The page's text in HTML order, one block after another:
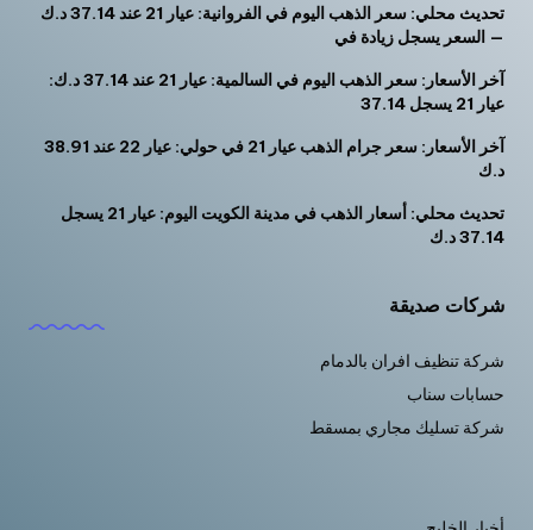
تحديث محلي: سعر الذهب اليوم في الفروانية: عيار 21 عند 37.14 د.ك
— السعر يسجل زيادة في
آخر الأسعار: سعر الذهب اليوم في السالمية: عيار 21 عند 37.14 د.ك:
عيار 21 يسجل 37.14
آخر الأسعار: سعر جرام الذهب عيار 21 في حولي: عيار 22 عند 38.91
د.ك
تحديث محلي: أسعار الذهب في مدينة الكويت اليوم: عيار 21 يسجل
37.14 د.ك
شركات صديقة
شركة تنظيف افران بالدمام
حسابات سناب
شركة تسليك مجاري بمسقط